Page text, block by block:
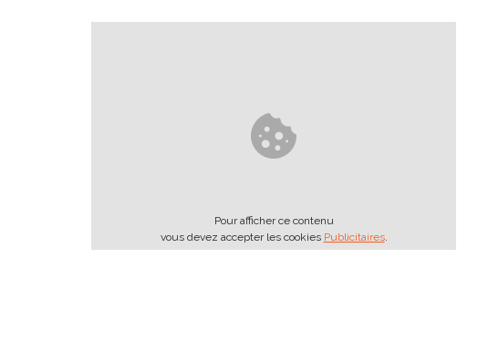
Pour afficher ce contenu
vous devez accepter les cookies Publicitaires.